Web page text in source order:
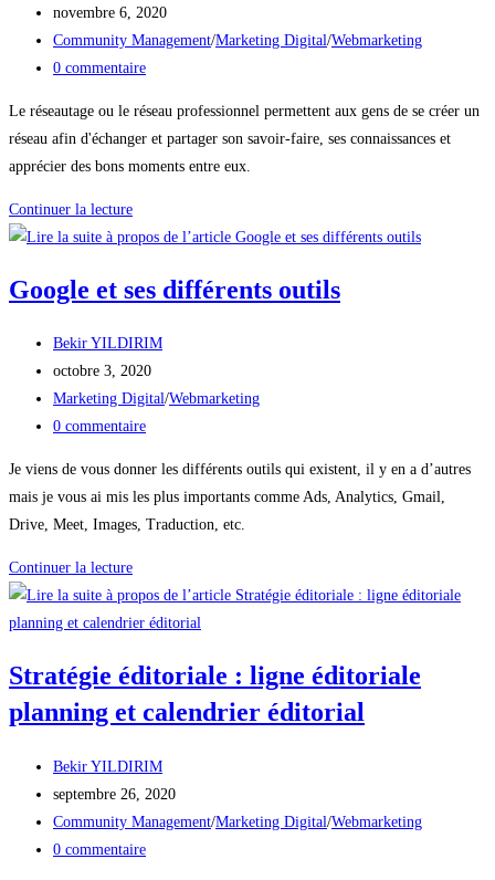
de
la
publication :
Publication
publiée :
novembre 6, 2020
Post
category:
Community Management/Marketing Digital/Webmarketing
Commentaires
publication :
0 commentaire
Le réseautage ou le réseau professionnel permettent aux gens de se créer un
réseau afin d'échanger et partager son savoir-faire, ses connaissances et
apprécier des bons moments entre eux.
Continuer la lectureComment
agrandir
réseau
cercle
professionnel
?
Google et ses différents outils
Auteur/autrice
de
la
publication :
Bekir YILDIRIM
Publication
publiée :
octobre 3, 2020
Post
category:
Marketing Digital/Webmarketing
Commentaires
0 commentaire
Je viens de vous donner les différents outils qui existent, il y en a d’autres
mais je vous ai mis les plus importants comme Ads, Analytics, Gmail,
Drive, Meet, Images, Traduction, etc.
Continuer la lectureGoogle
et
ses
outils
Stratégie éditoriale : ligne éditoriale
planning et calendrier éditorial
Auteur/autrice
de
la
publication :
Bekir YILDIRIM
Publication
publiée :
septembre 26, 2020
Post
category:
Community Management/Marketing Digital/Webmarketing
Commentaires
0 commentaire